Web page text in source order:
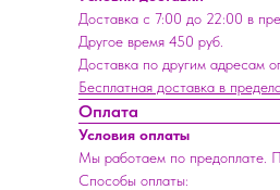
Доставка с 7:00 до 22:00 в
Другое время 450 руб.
Доставка по другим адресам
Бесплатная доставка в
Оплата
Условия оплаты
Мы работаем по предоплате.
Способы оплаты: